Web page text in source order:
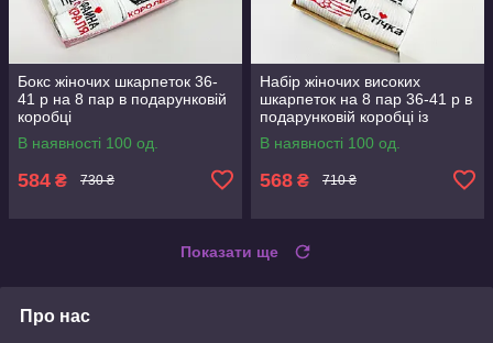
Бокс жіночих шкарпеток 36-
41 р на 8 пар в подарунковій
коробці
В наявності 100 од.
584 ₴ 730 ₴
Набір жіночих високих
шкарпеток на 8 пар 36-41 р в
подарунковій коробці із
стрічкою
В наявності 100 од.
568 ₴ 710 ₴
Показати ще
Про нас